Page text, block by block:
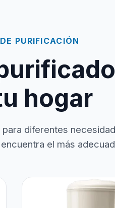
PURIFICACIÓN
hogar
diferentes
el más